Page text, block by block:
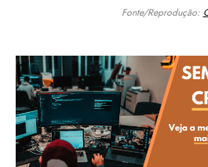
Fonte/Reprodução: